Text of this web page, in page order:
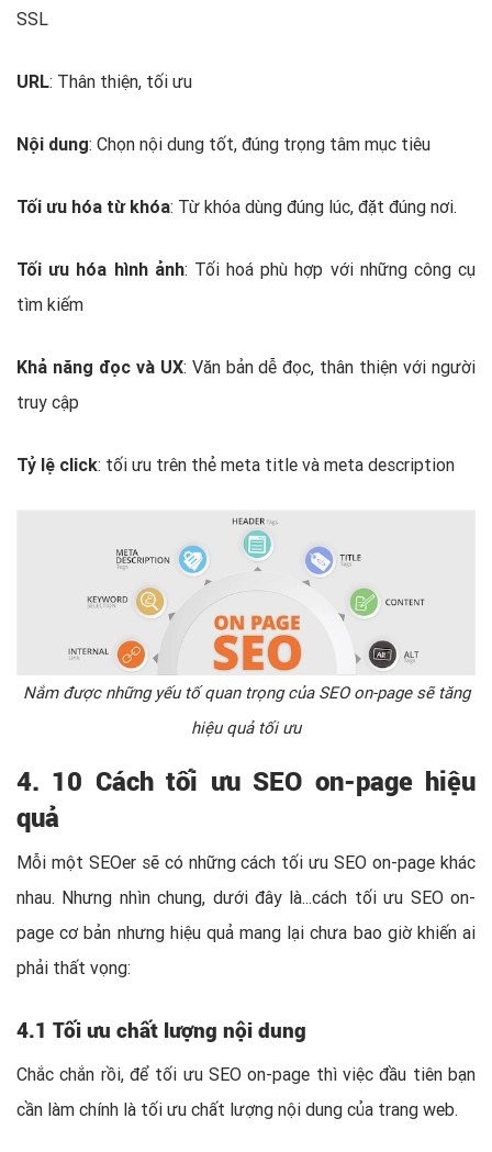
SSL
URL: Thân thiện, tối ưu
Nội dung: Chọn nội dung tốt, đúng trọng tâm mục tiêu
Tối ưu hóa từ khóa: Từ khóa dùng đúng lúc, đặt đúng nơi.
Tối ưu hóa hình ảnh: Tối hoá phù hợp với những công cụ
tìm kiếm
Khả năng đọc và UX: Văn bản dễ đọc, thân thiện với người
truy cập
Tỷ lệ click: tối ưu trên thẻ meta title và meta description
Nắm được những yếu tố quan trọng của SEO on-page sẽ tăng
hiệu quả tối ưu
4. 10 Cách tối ưu SEO on-page hiệu
quả
Mỗi một SEOer sẽ có những cách tối ưu SEO on-page khác
nhau. Nhưng nhìn chung, dưới đây là...cách tối ưu SEO on-
page cơ bản nhưng hiệu quả mang lại chưa bao giờ khiến ai
phải thất vọng:
4.1 Tối ưu chất lượng nội dung
Chắc chắn rồi, để tối ưu SEO on-page thì việc đầu tiên bạn
cần làm chính là tối ưu chất lượng nội dung của trang web.